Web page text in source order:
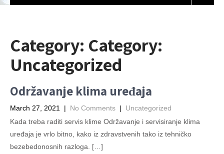
Category: Category:
Uncategorized
Održavanje klima uređaja
March 27, 2021 | No Comments | Uncategorized
Kada treba raditi servis klime Održavanje i servisiranje klima
uređaja je vrlo bitno, kako iz zdravstvenih tako iz tehničko
bezebedonosnih razloga. […]